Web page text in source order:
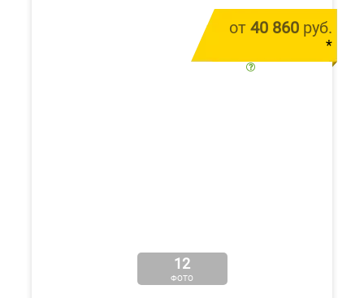
12
ФОТО
от 40 860 руб.
*